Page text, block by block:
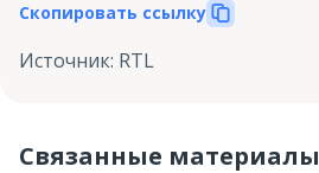
Скопировать ссылку
Источник: RTL
Связанные материалы